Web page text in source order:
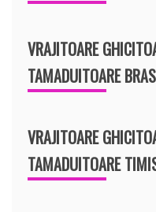
VRAJITOARE
TAMADUITOARE
VRAJITOARE
TAMADUITOARE